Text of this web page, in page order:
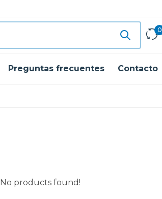
0
Preguntas frecuentes Contacto
No products found!